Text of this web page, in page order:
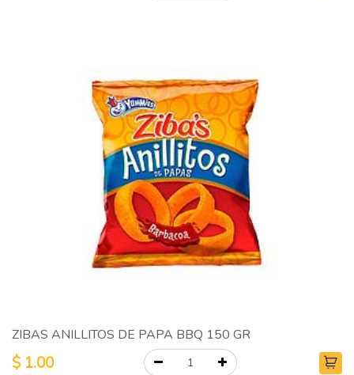
ZIBAS ANILLITOS DE PAPA BBQ 150 GR
$ 1.00